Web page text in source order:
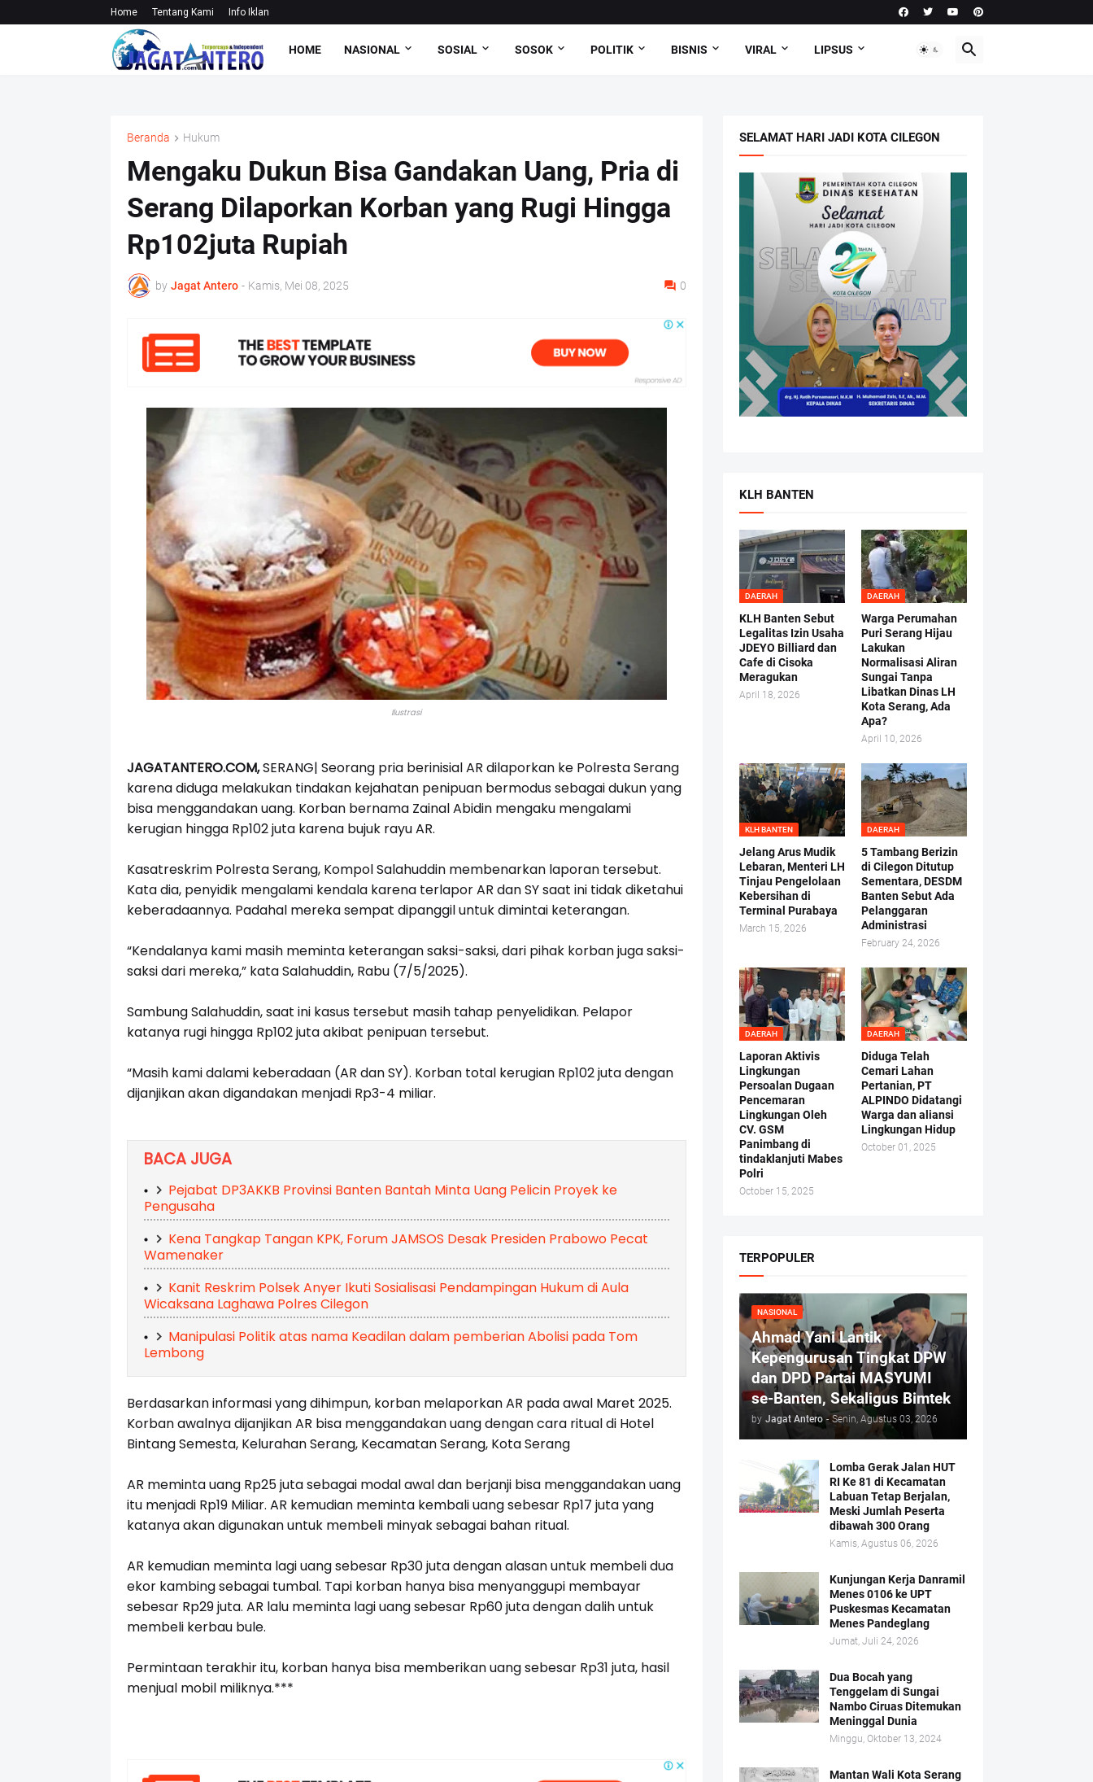
Home Tentang Kami Info Iklan
HOME NASIONAL SOSIAL SOSOK POLITIK BISNIS VIRAL LIPSUS
Beranda Hukum
Mengaku Dukun Bisa Gandakan Uang, Pria di
Serang Dilaporkan Korban yang Rugi Hingga
Rp102juta Rupiah
by Jagat Antero - Kamis, Mei 08, 2025 0
Ilustrasi
JAGATANTERO.COM,SERANG| Seorang pria berinisial AR dilaporkan ke Polresta Serang
karena diduga melakukan tindakan kejahatan penipuan bermodus sebagai dukun yang
bisa menggandakan uang. Korban bernama Zainal Abidin mengaku mengalami
kerugian hingga Rp102 juta karena bujuk rayu AR.
Kasatreskrim Polresta Serang, Kompol Salahuddin membenarkan laporan tersebut.
Kata dia, penyidik mengalami kendala karena terlapor AR dan SY saat ini tidak diketahui
keberadaannya. Padahal mereka sempat dipanggil untuk dimintai keterangan.
“Kendalanya kami masih meminta keterangan saksi-saksi, dari pihak korban juga saksi-
saksi dari mereka,” kata Salahuddin, Rabu (7/5/2025).
Sambung Salahuddin, saat ini kasus tersebut masih tahap penyelidikan. Pelapor
katanya rugi hingga Rp102 juta akibat penipuan tersebut.
“Masih kami dalami keberadaan (AR dan SY). Korban total kerugian Rp102 juta dengan
dijanjikan akan digandakan menjadi Rp3-4 miliar.
BACA JUGA
Pejabat DP3AKKB Provinsi Banten Bantah Minta Uang Pelicin Proyek ke
Pengusaha
Kena Tangkap Tangan KPK, Forum JAMSOS Desak Presiden Prabowo Pecat
Wamenaker
Kanit Reskrim Polsek Anyer Ikuti Sosialisasi Pendampingan Hukum di Aula
Wicaksana Laghawa Polres Cilegon
Manipulasi Politik atas nama Keadilan dalam pemberian Abolisi pada Tom
Lembong
Berdasarkan informasi yang dihimpun, korban melaporkan AR pada awal Maret 2025.
Korban awalnya dijanjikan AR bisa menggandakan uang dengan cara ritual di Hotel
Bintang Semesta, Kelurahan Serang, Kecamatan Serang, Kota Serang
AR meminta uang Rp25 juta sebagai modal awal dan berjanji bisa menggandakan uang
itu menjadi Rp19 Miliar. AR kemudian meminta kembali uang sebesar Rp17 juta yang
katanya akan digunakan untuk membeli minyak sebagai bahan ritual.
AR kemudian meminta lagi uang sebesar Rp30 juta dengan alasan untuk membeli dua
ekor kambing sebagai tumbal. Tapi korban hanya bisa menyanggupi membayar
sebesar Rp29 juta. AR lalu meminta lagi uang sebesar Rp60 juta dengan dalih untuk
membeli kerbau bule.
Permintaan terakhir itu, korban hanya bisa memberikan uang sebesar Rp31 juta, hasil
menjual mobil miliknya.***
SELAMAT HARI JADI KOTA CILEGON
KLH BANTEN
DAERAH
KLH Banten Sebut
Legalitas Izin Usaha
JDEYO Billiard dan
Cafe di Cisoka
Meragukan
April 18, 2026
DAERAH
Warga Perumahan
Puri Serang Hijau
Lakukan
Normalisasi Aliran
Sungai Tanpa
Libatkan Dinas LH
Kota Serang, Ada
Apa?
April 10, 2026
KLH BANTEN
Jelang Arus Mudik
Lebaran, Menteri LH
Tinjau Pengelolaan
Kebersihan di
Terminal Purabaya
March 15, 2026
DAERAH
5 Tambang Berizin
di Cilegon Ditutup
Sementara, DESDM
Banten Sebut Ada
Pelanggaran
Administrasi
February 24, 2026
DAERAH
Laporan Aktivis
Lingkungan
Persoalan Dugaan
Pencemaran
Lingkungan Oleh
CV. GSM
Panimbang di
tindaklanjuti Mabes
Polri
October 15, 2025
DAERAH
Diduga Telah
Cemari Lahan
Pertanian, PT
ALPINDO Didatangi
Warga dan aliansi
Lingkungan Hidup
October 01, 2025
TERPOPULER
NASIONAL
Ahmad Yani Lantik
Kepengurusan Tingkat DPW
dan DPD Partai MASYUMI
se-Banten, Sekaligus Bimtek
by Jagat Antero - Senin, Agustus 03, 2026
Lomba Gerak Jalan HUT
RI Ke 81 di Kecamatan
Labuan Tetap Berjalan,
Meski Jumlah Peserta
dibawah 300 Orang
Kamis, Agustus 06, 2026
Kunjungan Kerja Danramil
Menes 0106 ke UPT
Puskesmas Kecamatan
Menes Pandeglang
Jumat, Juli 24, 2026
Dua Bocah yang
Tenggelam di Sungai
Nambo Ciruas Ditemukan
Meninggal Dunia
Minggu, Oktober 13, 2024
Mantan Wali Kota Serang